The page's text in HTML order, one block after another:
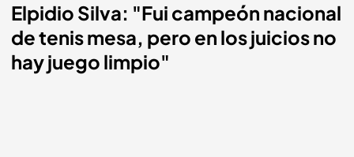
Elpidio Silva: "Fui campeón nacional
de tenis mesa, pero en los juicios no
hay juego limpio"